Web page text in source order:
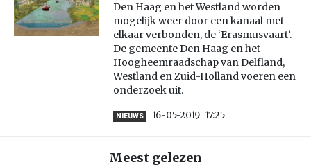
Den Haag en het Westland worden
mogelijk weer door een kanaal met
elkaar verbonden, de ‘Erasmusvaart’.
De gemeente Den Haag en het
Hoogheemraadschap van Delfland,
Westland en Zuid-Holland voeren een
onderzoek uit.
NIEUWS 16-05-2019 17:25
Meest gelezen